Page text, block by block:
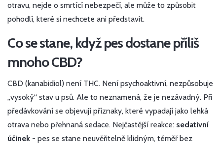
otravu, nejde o smrtící nebezpečí, ale může to způsobit
pohodlí, které si nechcete ani představit.
Co se stane, když pes dostane příliš
mnoho CBD?
CBD (kanabidiol) není THC. Není psychoaktivní, nezpůsobuje
„vysoký“ stav u psů. Ale to neznamená, že je nezávadný. Při
předávkování se objevují příznaky, které vypadají jako lehká
otrava nebo přehnaná sedace. Nejčastější reakce: sedativní
účinek - pes se stane neuvěřitelně klidným, téměř bez